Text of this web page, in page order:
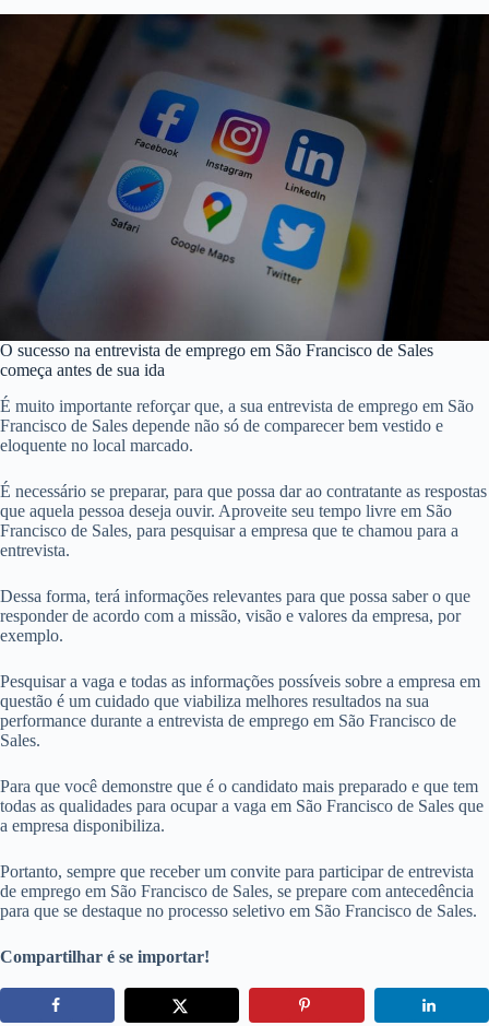
O sucesso na entrevista de emprego em São Francisco de Sales
começa antes de sua ida
É muito importante reforçar que, a sua entrevista de emprego em São
Francisco de Sales depende não só de comparecer bem vestido e
eloquente no local marcado.
É necessário se preparar, para que possa dar ao contratante as respostas
que aquela pessoa deseja ouvir. Aproveite seu tempo livre em São
Francisco de Sales, para pesquisar a empresa que te chamou para a
entrevista.
Dessa forma, terá informações relevantes para que possa saber o que
responder de acordo com a missão, visão e valores da empresa, por
exemplo.
Pesquisar a vaga e todas as informações possíveis sobre a empresa em
questão é um cuidado que viabiliza melhores resultados na sua
performance durante a entrevista de emprego em São Francisco de
Sales.
Para que você demonstre que é o candidato mais preparado e que tem
todas as qualidades para ocupar a vaga em São Francisco de Sales que
a empresa disponibiliza.
Portanto, sempre que receber um convite para participar de entrevista
de emprego em São Francisco de Sales, se prepare com antecedência
para que se destaque no processo seletivo em São Francisco de Sales.
Compartilhar é se importar!